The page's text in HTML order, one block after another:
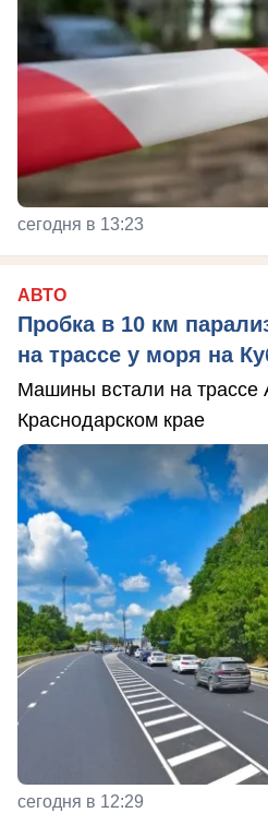
сегодня в 13:23
АВТО
Пробка в 10 км
на трассе у моря на
Машины встали на трассе
Краснодарском крае
сегодня в 12:29